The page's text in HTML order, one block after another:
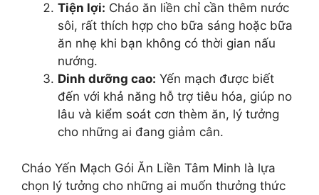
Tiện lợi: Cháo ăn liền chỉ cần thêm nước
sôi, rất thích hợp cho bữa sáng hoặc bữa
ăn nhẹ khi bạn không có thời gian nấu
nướng.
Dinh dưỡng cao: Yến mạch được biết
đến với khả năng hỗ trợ tiêu hóa, giúp no
lâu và kiểm soát cơn thèm ăn, lý tưởng
cho những ai đang giảm cân.
Cháo Yến Mạch Gói Ăn Liền Tâm Minh là lựa
chọn lý tưởng cho những ai muốn thưởng thức